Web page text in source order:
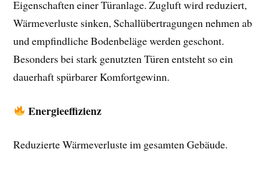
Eigenschaften einer Türanlage. Zugluft wird reduziert,
Wärmeverluste sinken, Schallübertragungen nehmen ab
und empfindliche Bodenbeläge werden geschont.
Besonders bei stark genutzten Türen entsteht so ein
dauerhaft spürbarer Komfortgewinn.
Energieeffizienz
Reduzierte Wärmeverluste im gesamten Gebäude.